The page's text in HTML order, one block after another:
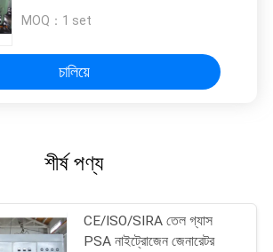
MOQ： 1 set
চালিয়ে
শীর্ষ পণ্য
CE/ISO/SIRA তেল গ্যাস
PSA নাইট্রোজেন জেনারেটর